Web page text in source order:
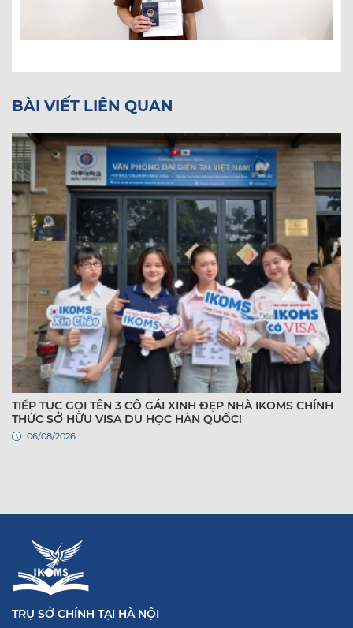
BÀI VIẾT LIÊN QUAN
TIẾP TỤC GỌI TÊN 3 CÔ GÁI XINH ĐẸP NHÀ IKOMS CHÍNH
THỨC SỞ HỮU VISA DU HỌC HÀN QUỐC!
06/08/2026
TRỤ SỞ CHÍNH TẠI HÀ NỘI